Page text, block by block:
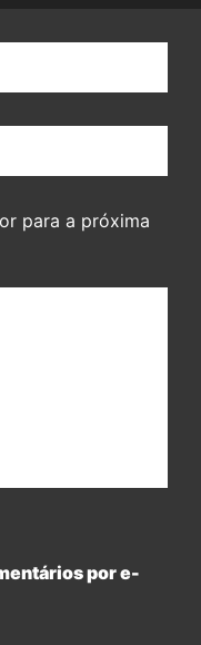
para a próxima
por e-